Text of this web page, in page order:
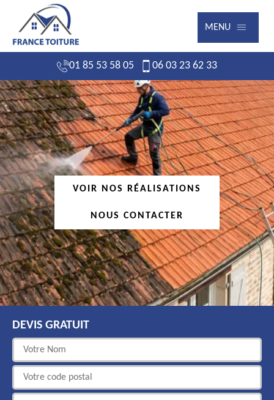
MENU
01 85 53 58 05 06 03 23 62 33
VOIR NOS RÉALISATIONS
NOUS CONTACTER
DEVIS GRATUIT